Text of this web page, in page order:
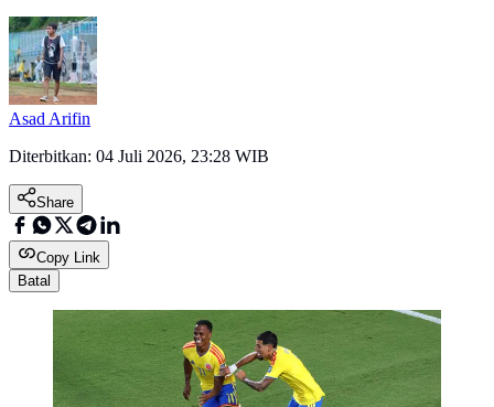
Asad Arifin
Diterbitkan: 04 Juli 2026, 23:28 WIB
Share
Copy Link
Batal